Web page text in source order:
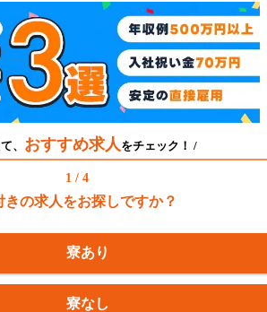
、 おすすめ求人 をチェック！ /
1 / 4
きの求人をお探しですか？
寮あり
寮なし